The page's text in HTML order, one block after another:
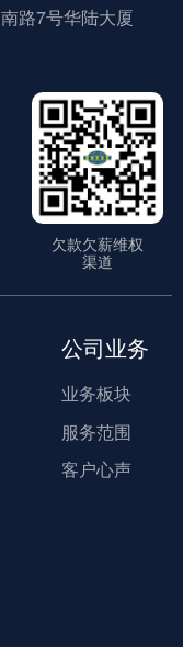
路7号华陆大厦
欠款欠薪维权
渠道
公司业务
业务板块
服务范围
客户心声